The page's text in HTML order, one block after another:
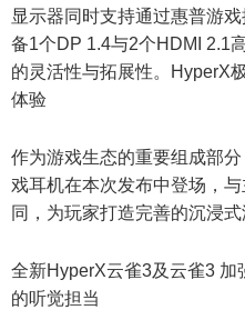
显示器同时支持通过惠普游
备1个DP 1.4与2个HDMI 2.1
的灵活性与拓展性。HyperX
体验
作为游戏生态的重要组成部
戏耳机在本次发布中登场，
同，为玩家打造完善的沉浸式
全新HyperX云雀3及云雀3
的听觉担当